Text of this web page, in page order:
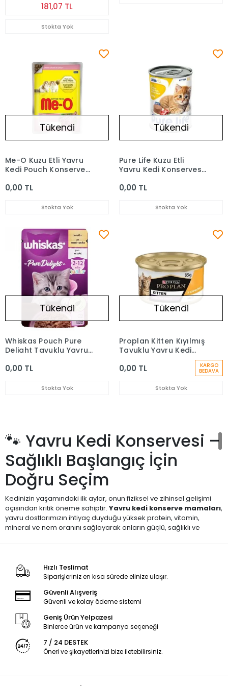
181,07 TL
Stokta Yok
Tükendi
Me-O Kuzu Etli Yavru
Kedi Pouch Konservesi
0,00 TL
Stokta Yok
Tükendi
Pure Life Kuzu Etli
Yavru Kedi Konservesi
0,00 TL
Stokta Yok
Tükendi
Whiskas Pouch Pure
Delight Tavuklu Yavru
0,00 TL
Stokta Yok
Tükendi
Proplan Kitten Kıyılmış
Tavuklu Yavru Kedi
0,00 TL KARGO
BEDAVA
Stokta Yok
🐾 Yavru Kedi Konservesi –
Sağlıklı Başlangıç İçin
Doğru Seçim
Kedinizin yaşamındaki ilk aylar, onun fiziksel ve zihinsel gelişimi
açısından kritik öneme sahiptir. Yavru kedi konserve mamaları,
yavru dostlarımızın ihtiyaç duyduğu yüksek protein, vitamin,
mineral ve nem oranını sağlayarak onların güçlü, sağlıklı ve
seçilmiş yaş mama markalarını sizlere sunuyoruz.
🌟 Öne Çıkan Markalar
🍼 Royal Canin Kitten
desteği
🥩
Pro Plan Kitten
N&D Prime Kitten
🧡Gimcat, Me-O, Reflex Plus, Schesir, Whiskas– Seçici
Hızlı Teslimat
Siparişleriniz en kısa sürede elinize ulaşır.
Güvenli Alışveriş
Güvenli ve kolay ödeme sistemi
Geniş Ürün Yelpazesi
Binlerce ürün ve kampanya seçeneği
7 / 24 DESTEK
Öneri ve şikayetlerinizi bize iletebilirsiniz.